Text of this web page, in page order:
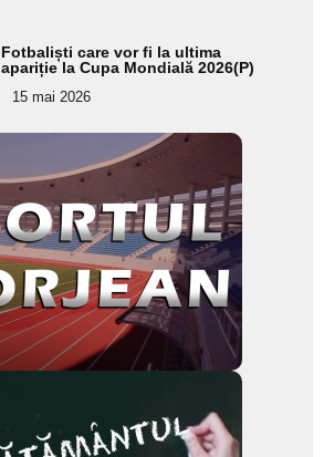
Fotbaliști care vor fi la ultima
apariție la Cupa Mondială 2026(P)
15 mai 2026